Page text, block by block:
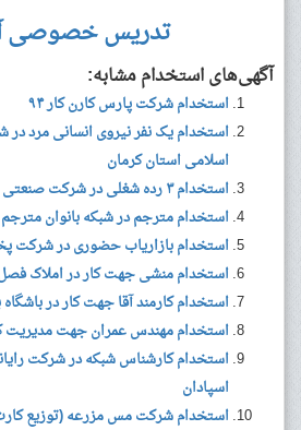
تدریس خصوصی
آگهی‌های استخدام مشابه:
استخدام شرکت پارس کارن کار ۹۴
استخدام یک نفر نیروی انسانی مرد در
اسلامی استان کرمان
استخدام ۳ رده شغلی در شرکت صنعتی سوله خراسان
استخدام مترجم در شبکه بانوان
استخدام بازاریاب حضوری در شرکت
استخدام منشی جهت کار در املاک
استخدام کارمند آقا جهت کار در
استخدام مهندس عمران جهت مدیریت
استخدام کارشناس شبکه در شرکت
اسپادان
استخدام شرکت مس مزرعه (توزیع